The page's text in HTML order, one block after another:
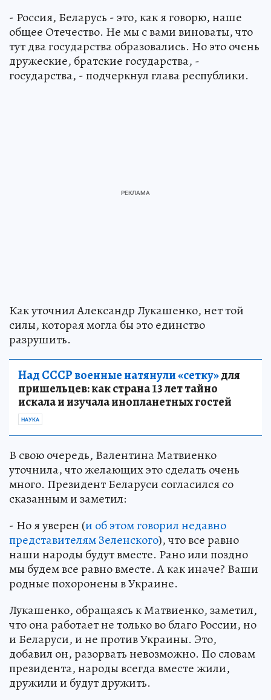
- Россия, Беларусь - это, как я говорю, наше
общее Отечество. Не мы с вами виноваты, что
тут два государства образовались. Но это очень
дружеские, братские государства, -
государства, - подчеркнул глава республики.
Как уточнил Александр Лукашенко, нет той
силы, которая могла бы это единство
разрушить.
Над СССР военные натянули «сетку»для
пришельцев: как страна 13 лет тайно
искала и изучала инопланетных гостей
НАУКА
В свою очередь, Валентина Матвиенко
уточнила, что желающих это сделать очень
много. Президент Беларуси согласился со
сказанным и заметил:
- Но я уверен (и об этом говорил недавно
представителям Зеленского), что все равно
наши народы будут вместе. Рано или поздно
мы будем все равно вместе. А как иначе? Ваши
родные похоронены в Украине.
Лукашенко, обращаясь к Матвиенко, заметил,
что она работает не только во благо России, но
и Беларуси, и не против Украины. Это,
добавил он, разорвать невозможно. По словам
президента, народы всегда вместе жили,
дружили и будут дружить.